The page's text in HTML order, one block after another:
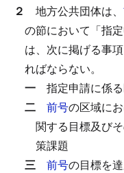
２ 地方公共団体は、
の節において「指
は、次に掲げる事
ればならない。
一 指定申請に係
二 前号の区域に
関する目標及び
策課題
三 前号の目標を